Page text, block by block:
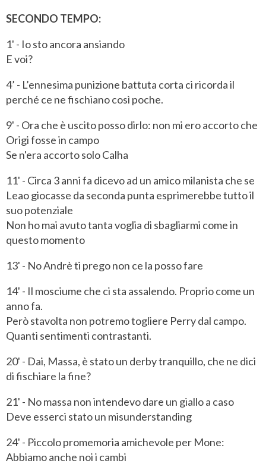
SECONDO TEMPO:
1' - Io sto ancora ansiando
E voi?
4’ - L’ennesima punizione battuta corta ci ricorda il
perché ce ne fischiano così poche.
9' - Ora che è uscito posso dirlo: non mi ero accorto che
Origi fosse in campo
Se n'era accorto solo Calha
11' - Circa 3 anni fa dicevo ad un amico milanista che se
Leao giocasse da seconda punta esprimerebbe tutto il
suo potenziale
Non ho mai avuto tanta voglia di sbagliarmi come in
questo momento
13' - No Andrè ti prego non ce la posso fare
14' - Il mosciume che ci sta assalendo. Proprio come un
anno fa.
Però stavolta non potremo togliere Perry dal campo.
Quanti sentimenti contrastanti.
20' - Dai, Massa, è stato un derby tranquillo, che ne dici
di fischiare la fine?
21' - No massa non intendevo dare un giallo a caso
Deve esserci stato un misunderstanding
24' - Piccolo promemoria amichevole per Mone:
Abbiamo anche noi i cambi